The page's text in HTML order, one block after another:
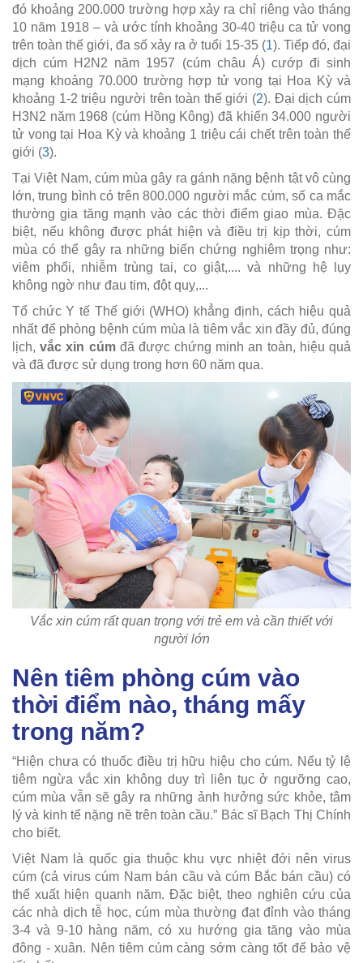
đó khoảng 200.000 trường hợp xảy ra chỉ riêng vào tháng
10 năm 1918 – và ước tính khoảng 30-40 triệu ca tử vong
trên toàn thế giới, đa số xảy ra ở tuổi 15-35 (1). Tiếp đó, đại
dịch cúm H2N2 năm 1957 (cúm châu Á) cướp đi sinh
mạng khoảng 70.000 trường hợp tử vong tại Hoa Kỳ và
khoảng 1-2 triệu người trên toàn thế giới (2). Đại dịch cúm
H3N2 năm 1968 (cúm Hồng Kông) đã khiến 34.000 người
tử vong tại Hoa Kỳ và khoảng 1 triệu cái chết trên toàn thế
giới (3).
Tại Việt Nam, cúm mùa gây ra gánh nặng bệnh tật vô cùng
lớn, trung bình có trên 800.000 người mắc cúm, số ca mắc
thường gia tăng mạnh vào các thời điểm giao mùa. Đặc
biệt, nếu không được phát hiện và điều trị kịp thời, cúm
mùa có thể gây ra những biến chứng nghiêm trọng như:
viêm phổi, nhiễm trùng tai, co giật,.... và những hệ lụy
không ngờ như đau tim, đột quỵ,...
Tổ chức Y tế Thế giới (WHO) khẳng định, cách hiệu quả
nhất để phòng bệnh cúm mùa là tiêm vắc xin đầy đủ, đúng
lịch,vắc xin cúmđã được chứng minh an toàn, hiệu quả
và đã được sử dụng trong hơn 60 năm qua.
Vắc xin cúm rất quan trọng với trẻ em và cần thiết với
người lớn
Nên tiêm phòng cúm vào
thời điểm nào, tháng mấy
trong năm?
“Hiện chưa có thuốc điều trị hữu hiệu cho cúm. Nếu tỷ lệ
tiêm ngừa vắc xin không duy trì liên tục ở ngưỡng cao,
cúm mùa vẫn sẽ gây ra những ảnh hưởng sức khỏe, tâm
lý và kinh tế nặng nề trên toàn cầu.” Bác sĩ Bạch Thị Chính
cho biết.
Việt Nam là quốc gia thuộc khu vực nhiệt đới nên virus
cúm (cả virus cúm Nam bán cầu và cúm Bắc bán cầu) có
thể xuất hiện quanh năm. Đặc biệt, theo nghiên cứu của
các nhà dịch tễ học, cúm mùa thường đạt đỉnh vào tháng
3-4 và 9-10 hàng năm, có xu hướng gia tăng vào mùa
đông - xuân. Nên tiêm cúm càng sớm càng tốt để bảo vệ